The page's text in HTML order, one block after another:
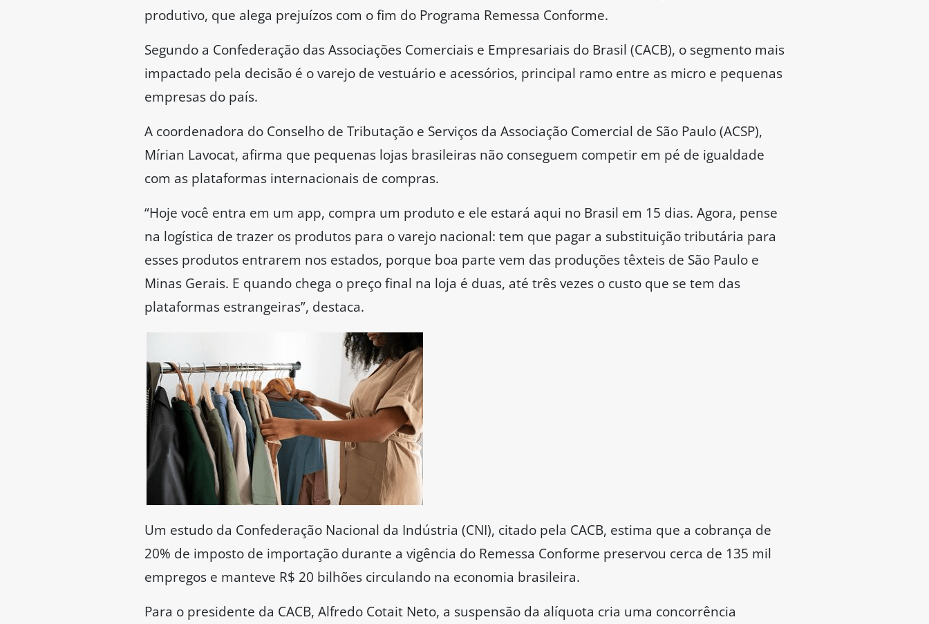
produtivo, que alega prejuízos com o fim do Programa Remessa Conforme.
Segundo a Confederação das Associações Comerciais e Empresariais do Brasil (CACB), o segmento mais
impactado pela decisão é o varejo de vestuário e acessórios, principal ramo entre as micro e pequenas
empresas do país.
A coordenadora do Conselho de Tributação e Serviços da Associação Comercial de São Paulo (ACSP),
Mírian Lavocat, afirma que pequenas lojas brasileiras não conseguem competir em pé de igualdade
com as plataformas internacionais de compras.
“Hoje você entra em um app, compra um produto e ele estará aqui no Brasil em 15 dias. Agora, pense
na logística de trazer os produtos para o varejo nacional: tem que pagar a substituição tributária para
esses produtos entrarem nos estados, porque boa parte vem das produções têxteis de São Paulo e
Minas Gerais. E quando chega o preço final na loja é duas, até três vezes o custo que se tem das
plataformas estrangeiras”, destaca.
Um estudo da Confederação Nacional da Indústria (CNI), citado pela CACB, estima que a cobrança de
20% de imposto de importação durante a vigência do Remessa Conforme preservou cerca de 135 mil
empregos e manteve R$ 20 bilhões circulando na economia brasileira.
Para o presidente da CACB, Alfredo Cotait Neto, a suspensão da alíquota cria uma concorrência